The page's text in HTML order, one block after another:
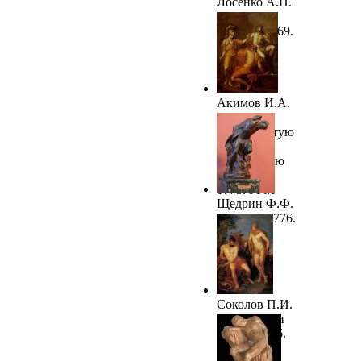
Зевс и
Фетида. 1769.
ГРМ
Акимов И.А.
Прометей
делает статую
по
приказанию
Минервы.
1775. ГРМ
Щедрин Ф.Ф.
Марсий. 1776.
ГРМ
Соколов П.И.
Меркурий и
Аргус. 1776.
ГРМ